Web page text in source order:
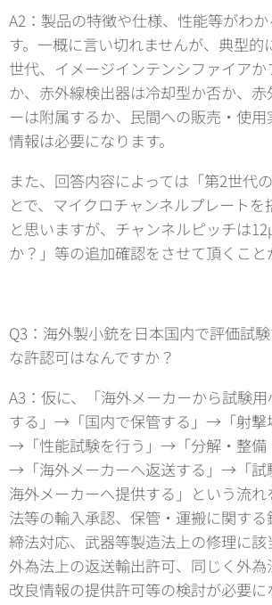
A2：製品の特徴や仕様、性能等がわ
す。一概に言い切れませんが、典型的
世代、イメージインテンシファイア
か、赤外線検出器は冷却型か否か、
ーは附属するか、民間への販売・使
情報は必要になります。
また、回答内容によっては「第2世代
とで、マイクロチャンネルプレートを
と思いますが、チャンネルピッチは
か？」等の追加確認をさせて頂くこと
Q3：海外製小銃を日本国内で評価試
な許認可はなんですか？
A3：仮に、「海外メーカーから試験
する」→「国内で保管する」→「射撃
→「性能試験を行う」→「分解・整備
→「海外メーカーへ返送する」→「試
海外メーカーへ提供する」という流
法等の輸入承認、保管・運搬に関す
締法対応、武器等製造法上の修理に該
外為法上の返送輸出許可、同じく外
改良情報の提供許可等の検討が必要に